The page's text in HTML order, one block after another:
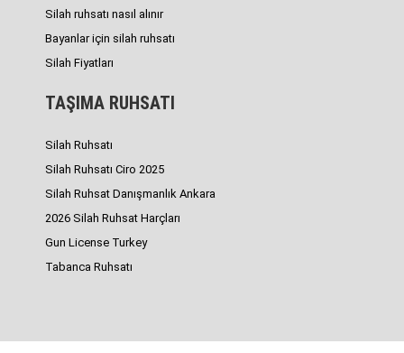
Silah ruhsatı nasıl alınır
Bayanlar için silah ruhsatı
Silah Fiyatları
TAŞIMA RUHSATI
Silah Ruhsatı
Silah Ruhsatı Ciro 2025
Silah Ruhsat Danışmanlık Ankara
2026 Silah Ruhsat Harçları
Gun License Turkey
Tabanca Ruhsatı